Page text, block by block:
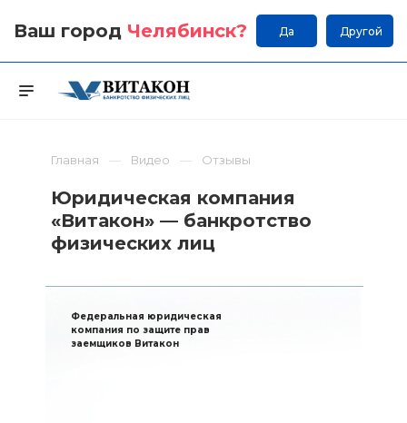
Ваш город Челябинск? Да Другой
Главная Видео Отзывы
Юридическая компания
«Витакон» — банкротство
физических лиц
Федеральная юридическая
компания по защите прав
заемщиков Витакон